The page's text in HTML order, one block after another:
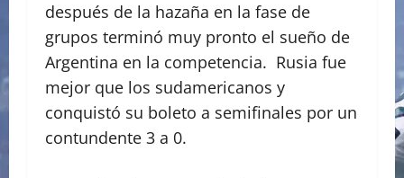
después de la hazaña en la fase de
grupos terminó muy pronto el sueño de
Argentina en la competencia. Rusia fue
mejor que los sudamericanos y
conquistó su boleto a semifinales por un
contundente 3 a 0.